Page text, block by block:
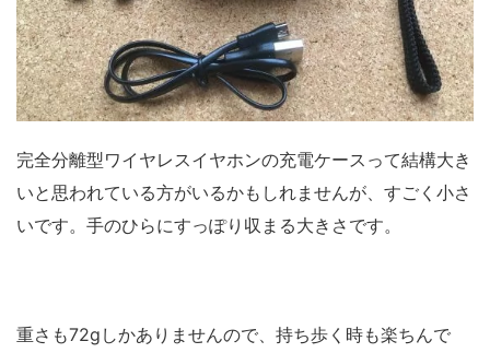
完全分離型ワイヤレスイヤホンの充電ケースって結構大き
いと思われている方がいるかもしれませんが、すごく小さ
いです。手のひらにすっぽり収まる大きさです。
重さも72gしかありませんので、持ち歩く時も楽ちんで